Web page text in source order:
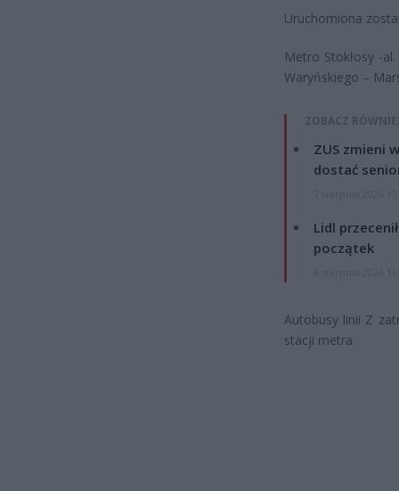
Uruchomiona
Metro Stokłosy -
Waryńskiego –
ZOBACZ
ZUS zmieni
dostać
Lidl
początek
Autobusy linii Z
stacji metra.